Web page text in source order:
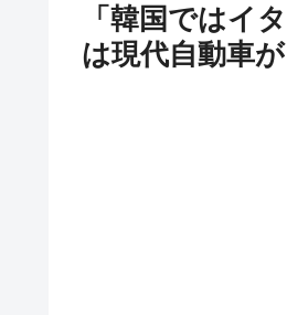
「韓国ではイ
は現代自動車